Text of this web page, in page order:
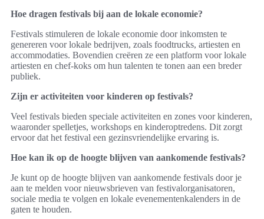
Hoe dragen festivals bij aan de lokale economie?
Festivals stimuleren de lokale economie door inkomsten te
genereren voor lokale bedrijven, zoals foodtrucks, artiesten en
accommodaties. Bovendien creëren ze een platform voor lokale
artiesten en chef-koks om hun talenten te tonen aan een breder
publiek.
Zijn er activiteiten voor kinderen op festivals?
Veel festivals bieden speciale activiteiten en zones voor kinderen,
waaronder spelletjes, workshops en kinderoptredens. Dit zorgt
ervoor dat het festival een gezinsvriendelijke ervaring is.
Hoe kan ik op de hoogte blijven van aankomende festivals?
Je kunt op de hoogte blijven van aankomende festivals door je
aan te melden voor nieuwsbrieven van festivalorganisatoren,
sociale media te volgen en lokale evenementenkalenders in de
gaten te houden.